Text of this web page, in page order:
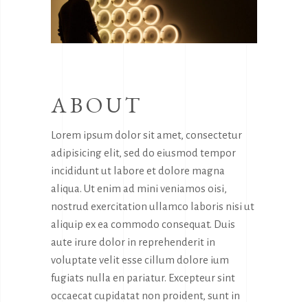
ABOUT
Lorem ipsum dolor sit amet, consectetur
adipisicing elit, sed do eiusmod tempor
incididunt ut labore et dolore magna
aliqua. Ut enim ad mini veniamos oisi,
nostrud exercitation ullamco laboris nisi ut
aliquip ex ea commodo consequat. Duis
aute irure dolor in reprehenderit in
voluptate velit esse cillum dolore ium
fugiats nulla en pariatur. Excepteur sint
occaecat cupidatat non proident, sunt in